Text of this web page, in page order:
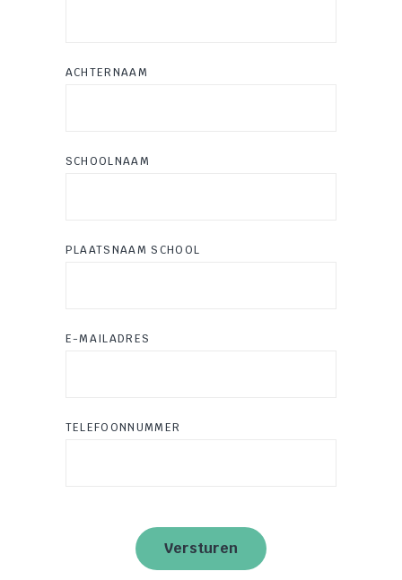
ACHTERNAAM
SCHOOLNAAM
PLAATSNAAM SCHOOL
E-MAILADRES
TELEFOONNUMMER